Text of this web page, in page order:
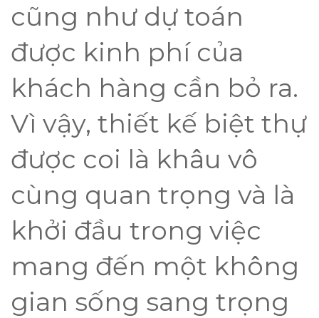
cũng như dự toán
được kinh phí của
khách hàng cần bỏ ra.
Vì vậy, thiết kế biệt thự
được coi là khâu vô
cùng quan trọng và là
khởi đầu trong việc
mang đến một không
gian sống sang trọng